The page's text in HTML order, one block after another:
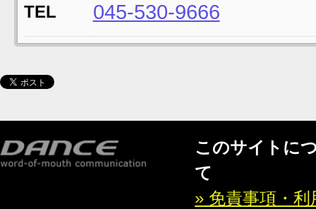
TEL 045-530-9666
このサイトに
て
» 免責事項・利